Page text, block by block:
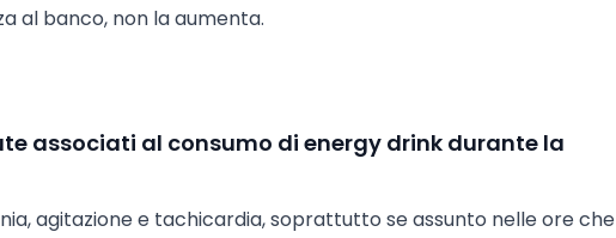
al banco, non la aumenta.
associati al consumo di energy drink durante la
agitazione e tachicardia, soprattutto se assunto nelle ore che